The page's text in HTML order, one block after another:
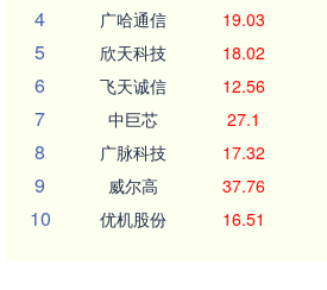
4 广哈通信 19.03
5 欣天科技 18.02
6 飞天诚信 12.56
7 中巨芯 27.1
8 广脉科技 17.32
9 威尔高 37.76
10 优机股份 16.51